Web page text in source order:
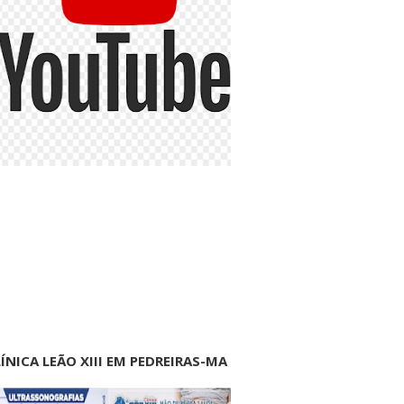
LEÃO XIII EM PEDREIRAS-MA